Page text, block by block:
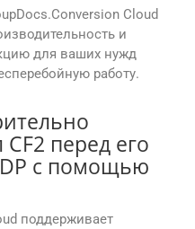
Cloud
и
для ваших нужд
работу.
перед его
с помощью
поддерживает